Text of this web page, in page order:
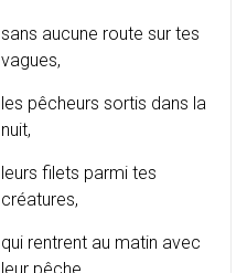
sans aucune route sur tes
vagues,
les pêcheurs sortis dans la
nuit,
leurs filets parmi tes
créatures,
qui rentrent au matin avec